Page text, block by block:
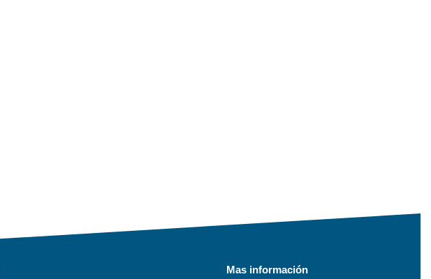
Mas información